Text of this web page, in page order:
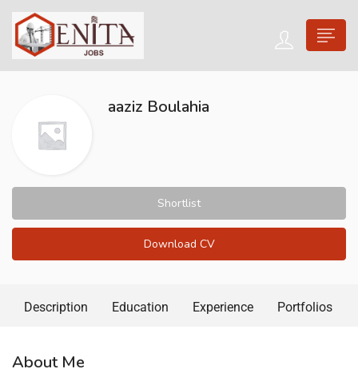
aaziz Boulahia
Shortlist
Download CV
Description Education Experience Portfolios
About Me